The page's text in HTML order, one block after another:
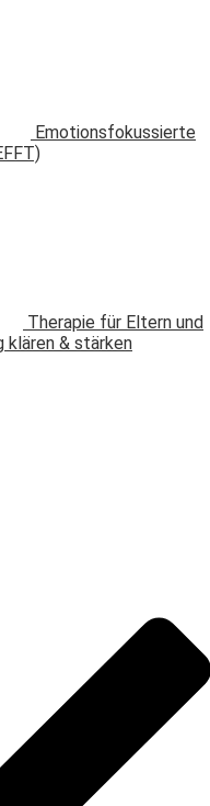
Emotionsfokussierte
Therapie für Eltern und
klären & stärken